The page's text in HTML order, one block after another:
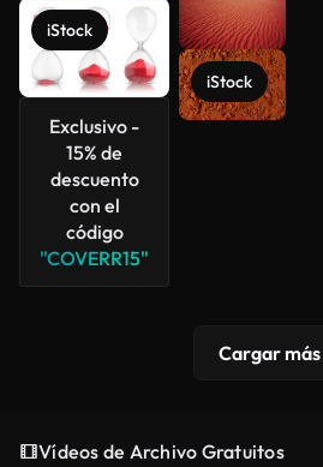
iStock
Exclusivo -
15% de
descuento
con el
código
"COVERR15"
iStock
Cargar más
Vídeos de Archivo Gratuitos